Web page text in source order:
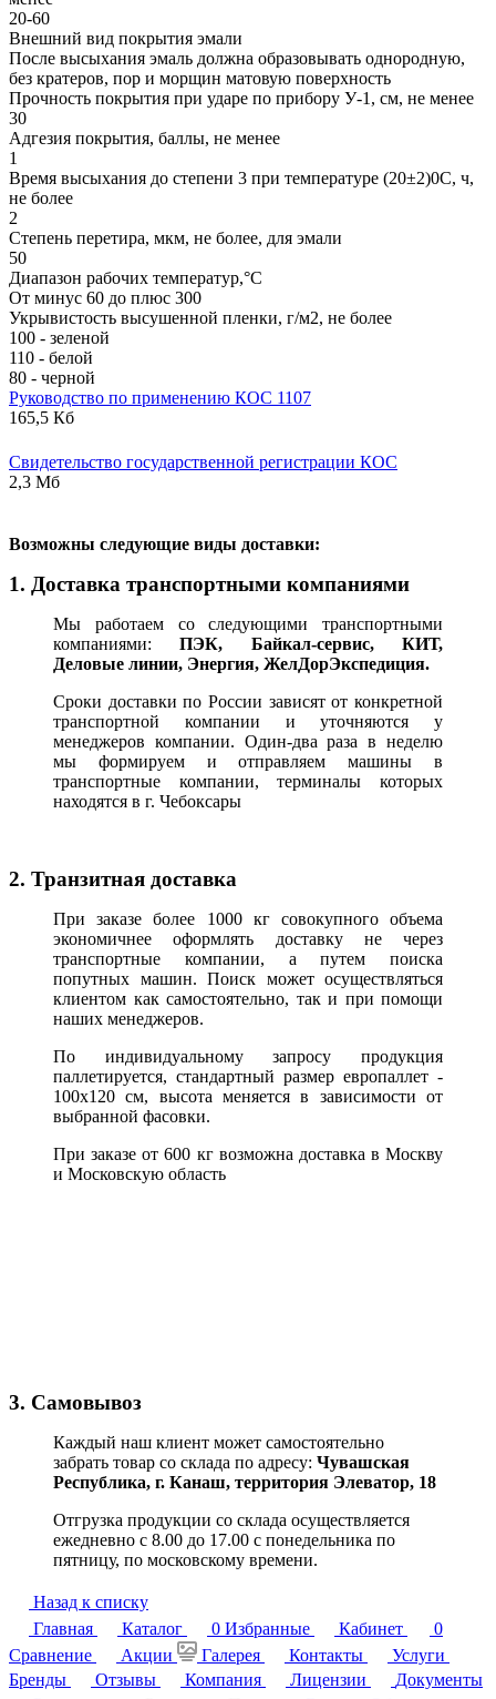
20-60
Внешний вид покрытия эмали
После высыхания эмаль должна образовывать однородную,
без кратеров, пор и морщин матовую поверхность
Прочность покрытия при ударе по прибору У-1, см, не менее
30
Адгезия покрытия, баллы, не менее
1
Время высыхания до степени 3 при температуре (20±2)0С, ч,
не более
2
Степень перетира, мкм, не более, для эмали
50
Диапазон рабочих температур,°С
От минус 60 до плюс 300
Укрывистость высушенной пленки, г/м2, не более
100 - зеленой
110 - белой
80 - черной
Руководство по применению КОС 1107
165,5 Кб
Свидетельство государственной регистрации КОС
2,3 Мб
Возможны следующие виды доставки:
1. Доставка транспортными компаниями
Мы работаем со следующими транспортными
компаниями:ПЭК, Байкал-сервис, КИТ,
Деловые линии, Энергия, ЖелДорЭкспедиция.
Сроки доставки по России зависят от конкретной
транспортной компании и уточняются у
менеджеров компании. Один-два раза в неделю
мы формируем и отправляем машины в
транспортные компании, терминалы которых
находятся в г. Чебоксары
2. Транзитная доставка
При заказе более 1000 кг совокупного объема
экономичнее оформлять доставку не через
транспортные компании, а путем поиска
попутных машин. Поиск может осуществляться
клиентом как самостоятельно, так и при помощи
наших менеджеров.
По индивидуальному запросу продукция
паллетируется, стандартный размер европаллет -
100х120 см, высота меняется в зависимости от
выбранной фасовки.
При заказе от 600 кг возможна доставка в Москву
и Московскую область
3. Самовывоз
Каждый наш клиент может самостоятельно
забрать товар со склада по адресу: Чувашская
Республика, г. Канаш, территория Элеватор, 18
Отгрузка продукции со склада осуществляется
ежедневно с 8.00 до 17.00 с понедельника по
пятницу, по московскому времени.
Назад к списку
Главная
Каталог 0 Избранные Кабинет
0
Сравнение
Акции Галерея Контакты
Услуги
Бренды
Отзывы Компания Лицензии
Документы